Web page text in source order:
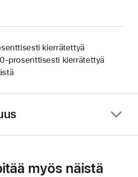
kierrätettyä
prosenttisesti kierrätettyä
myös näistä